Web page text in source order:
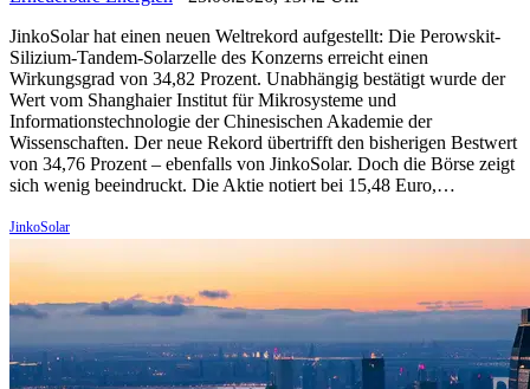
JinkoSolar hat einen neuen Weltrekord aufgestellt: Die Perowskit-
Silizium-Tandem-Solarzelle des Konzerns erreicht einen
Wirkungsgrad von 34,82 Prozent. Unabhängig bestätigt wurde der
Wert vom Shanghaier Institut für Mikrosysteme und
Informationstechnologie der Chinesischen Akademie der
Wissenschaften. Der neue Rekord übertrifft den bisherigen Bestwert
von 34,76 Prozent – ebenfalls von JinkoSolar. Doch die Börse zeigt
sich wenig beeindruckt. Die Aktie notiert bei 15,48 Euro,…
JinkoSolar